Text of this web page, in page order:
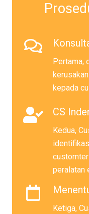
Pertama,
kepada
CS
Kedua,
peralatan
Ketiga,